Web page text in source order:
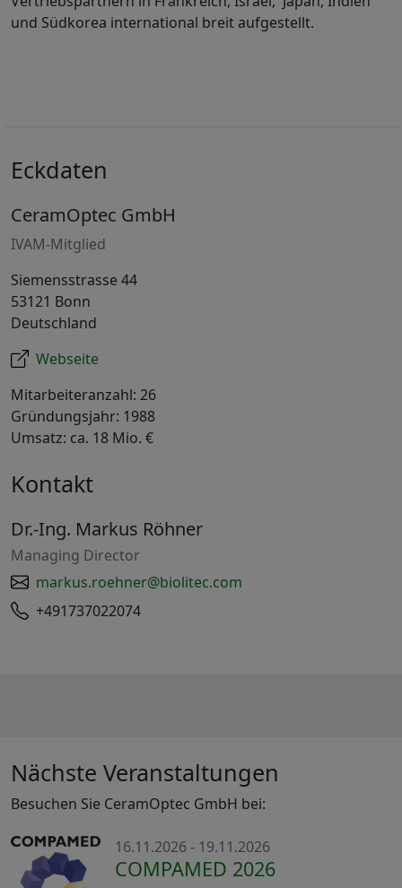
und Südkorea international breit aufgestellt.
Eckdaten
CeramOptec GmbH
IVAM-Mitglied
Siemensstrasse 44
53121 Bonn
Deutschland
Webseite
Mitarbeiteranzahl: 26
Gründungsjahr: 1988
Umsatz: ca. 18 Mio. €
Kontakt
Dr.-Ing. Markus Röhner
Managing Director
markus.roehner@biolitec.com
+491737022074
Nächste Veranstaltungen
Besuchen Sie CeramOptec GmbH bei:
16.11.2026 - 19.11.2026
COMPAMED 2026